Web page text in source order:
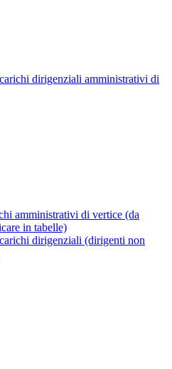
dirigenziali amministrativi di
amministrativi di vertice (da
in tabelle)
dirigenziali (dirigenti non